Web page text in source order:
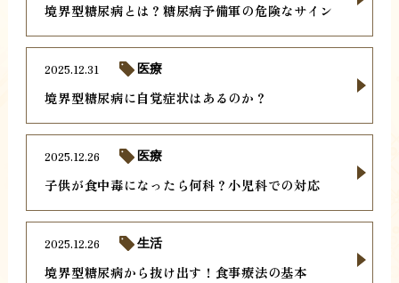
境界型糖尿病とは？糖尿病予備軍の危険なサイン
境界型糖尿病に自覚症状はあるのか？
2025.12.31 医療
子供が食中毒になったら何科？小児科での対応
2025.12.26 医療
境界型糖尿病から抜け出す！食事療法の基本
2025.12.26 生活